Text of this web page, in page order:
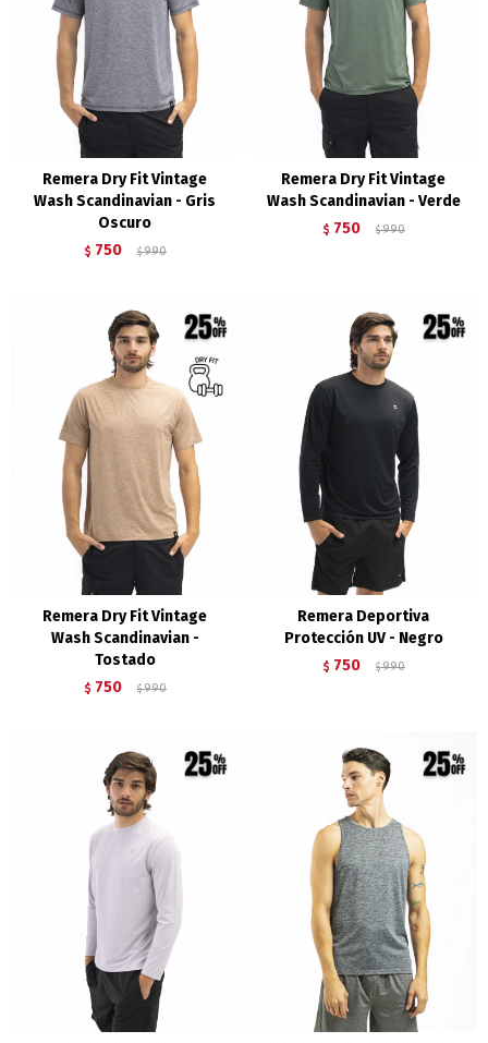
Remera Dry Fit Vintage
Wash Scandinavian - Gris
Oscuro
$ 750 $ 990
Remera Dry Fit Vintage
Wash Scandinavian - Verde
$ 750 $ 990
Remera Dry Fit Vintage
Wash Scandinavian -
Tostado
$ 750 $ 990
Remera Deportiva
Protección UV - Negro
$ 750 $ 990